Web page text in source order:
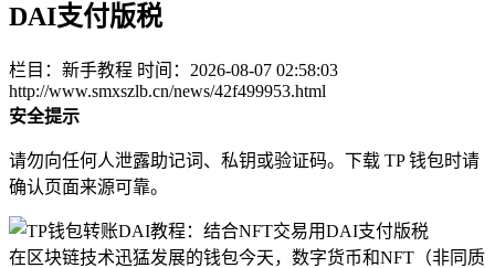
DAI支付版税
栏目：新手教程 时间：2026-08-07 02:58:03
http://www.smxszlb.cn/news/42f499953.html
安全提示
请勿向任何人泄露助记词、私钥或验证码。下载 TP 钱包时请
确认页面来源可靠。
在区块链技术迅猛发展的钱包今天，数字货币和NFT（非同质